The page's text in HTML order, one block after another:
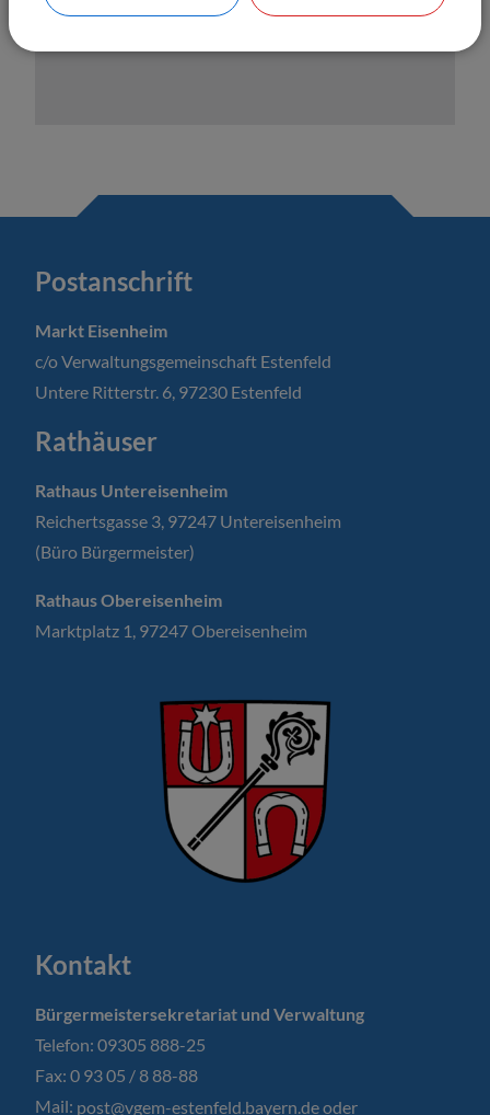
Cookies Anpassen
Postanschrift
Markt Eisenheim
c/o Verwaltungsgemeinschaft Estenfeld
Untere Ritterstr. 6, 97230 Estenfeld
Rathäuser
Rathaus Untereisenheim
Reichertsgasse 3, 97247 Untereisenheim
(Büro Bürgermeister)
Rathaus Obereisenheim
Marktplatz 1, 97247 Obereisenheim
Kontakt
Bürgermeistersekretariat und Verwaltung
Telefon: 09305 888-25
Fax: 0 93 05 / 8 88-88
Mail: post@vgem-estenfeld.bayern.de oder